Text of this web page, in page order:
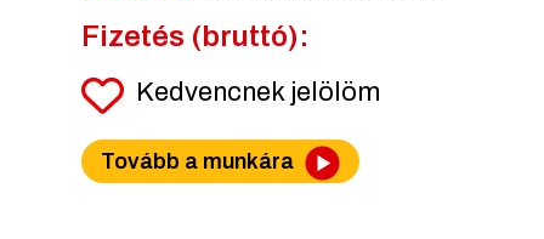
Fizetés (bruttó):
Kedvencnek jelölöm
Tovább a munkára